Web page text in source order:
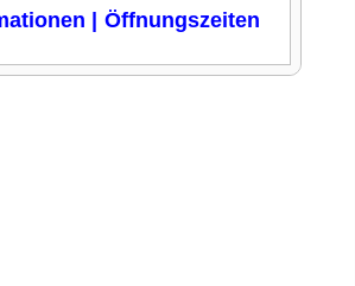
klickenÖffnungszeiten